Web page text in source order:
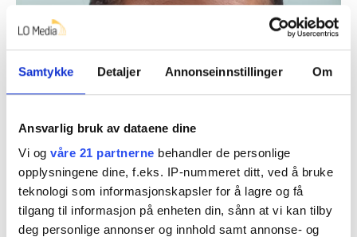
Samtykke Detaljer Annonseinnstillinger Om
Ansvarlig bruk av dataene dine
Vi og våre 21 partnerne behandler de personlige
opplysningene dine, f.eks. IP-nummeret ditt, ved å bruke
teknologi som informasjonskapsler for å lagre og få
tilgang til informasjon på enheten din, sånn at vi kan tilby
deg personlige annonser og innhold samt annonse- og